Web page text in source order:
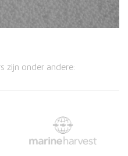
zijn onder andere: